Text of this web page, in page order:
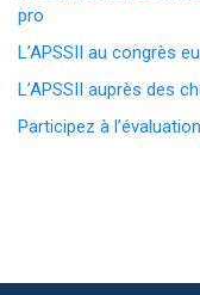
pro
L’APSSII au congrès
L’APSSII auprès des
Participez à